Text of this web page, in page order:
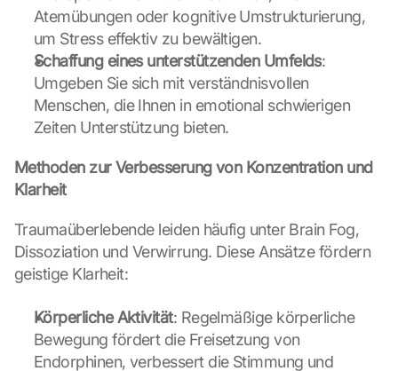
Atemübungen oder kognitive Umstrukturierung,
um Stress effektiv zu bewältigen.
Schaffung eines unterstützenden Umfelds:
Umgeben Sie sich mit verständnisvollen
Menschen, die Ihnen in emotional schwierigen
Zeiten Unterstützung bieten.
Methoden zur Verbesserung von Konzentration und
Klarheit
Traumaüberlebende leiden häufig unter Brain Fog,
Dissoziation und Verwirrung. Diese Ansätze fördern
geistige Klarheit:
Körperliche Aktivität: Regelmäßige körperliche
Bewegung fördert die Freisetzung von
Endorphinen, verbessert die Stimmung und
G
o
g
l
e
M